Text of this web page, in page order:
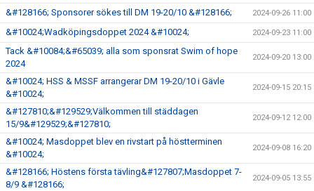
&#128166; Sponsorer sökes till DM 19-20/10 &#128166; 2024-09-26 11:00
&#10024;Wadköpingsdoppet 2024 &#10024; 2024-09-23 11:00
Tack &#10084;&#65039; alla som sponsrat Swim of hope
2024
2024-09-20 13:00
&#10024; HSS & MSSF arrangerar DM 19-20/10 i Gävle
&#10024;
2024-09-15 20:15
&#127810;&#129529;Välkommen till städdagen
15/9&#129529;&#127810;
2024-09-12 12:00
&#10024; Masdoppet blev en rivstart på höstterminen
&#10024;
2024-09-08 16:20
&#128166; Höstens första tävling&#127807;Masdoppet 7-
8/9 &#128166;
2024-09-05 13:55